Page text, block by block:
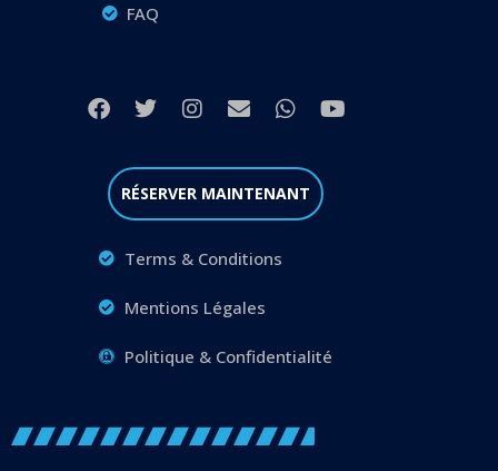
FAQ
RÉSERVER MAINTENANT
Terms & Conditions
Mentions Légales
Politique & Confidentialité